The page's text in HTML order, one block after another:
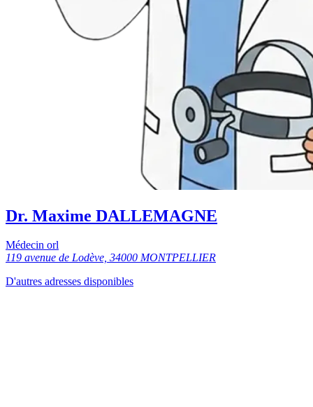
Dr. Maxime DALLEMAGNE
Médecin orl
119 avenue de Lodève, 34000 MONTPELLIER
D'autres adresses disponibles